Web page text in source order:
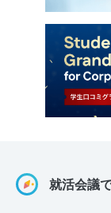
就活会議